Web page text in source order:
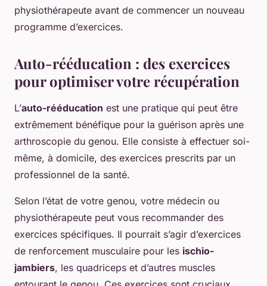
physiothérapeute avant de commencer un nouveau
programme d’exercices.
Auto-rééducation : des exercices
pour optimiser votre récupération
L’auto-rééducation est une pratique qui peut être
extrêmement bénéfique pour la guérison après une
arthroscopie du genou. Elle consiste à effectuer soi-
même, à domicile, des exercices prescrits par un
professionnel de la santé.
Selon l’état de votre genou, votre médecin ou
physiothérapeute peut vous recommander des
exercices spécifiques. Il pourrait s’agir d’exercices
de renforcement musculaire pour les ischio-
jambiers, les quadriceps et d’autres muscles